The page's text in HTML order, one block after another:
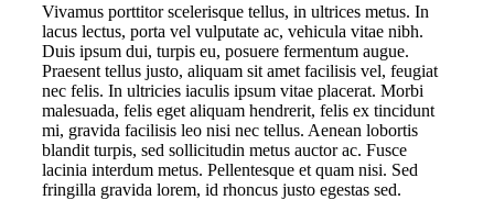
Vivamus porttitor scelerisque tellus, in ultrices metus. In
lacus lectus, porta vel vulputate ac, vehicula vitae nibh.
Duis ipsum dui, turpis eu, posuere fermentum augue.
Praesent tellus justo, aliquam sit amet facilisis vel, feugiat
nec felis. In ultricies iaculis ipsum vitae placerat. Morbi
malesuada, felis eget aliquam hendrerit, felis ex tincidunt
mi, gravida facilisis leo nisi nec tellus. Aenean lobortis
blandit turpis, sed sollicitudin metus auctor ac. Fusce
lacinia interdum metus. Pellentesque et quam nisi. Sed
fringilla gravida lorem, id rhoncus justo egestas sed.